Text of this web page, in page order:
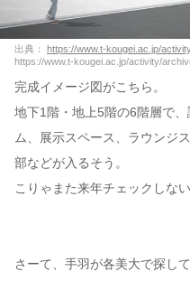
出典：
https://www.t-kougei.ac.jp/
https://www.t-kougei.ac.jp/activity/
完成イメージ図がこちら。
地下1階・地上5階の6階層で
ム、展示スペース、ラウンジ
部などが入るそう。
こりゃまた来年チェックしな
さーて、手羽が各美大で探し